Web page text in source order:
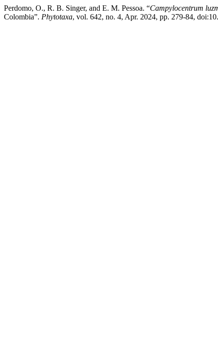
Perdomo, O., R. B. Singer, and E. M. Pessoa. “Campylocentrum
Colombia”. Phytotaxa, vol. 642, no. 4, Apr. 2024, pp. 279-84,